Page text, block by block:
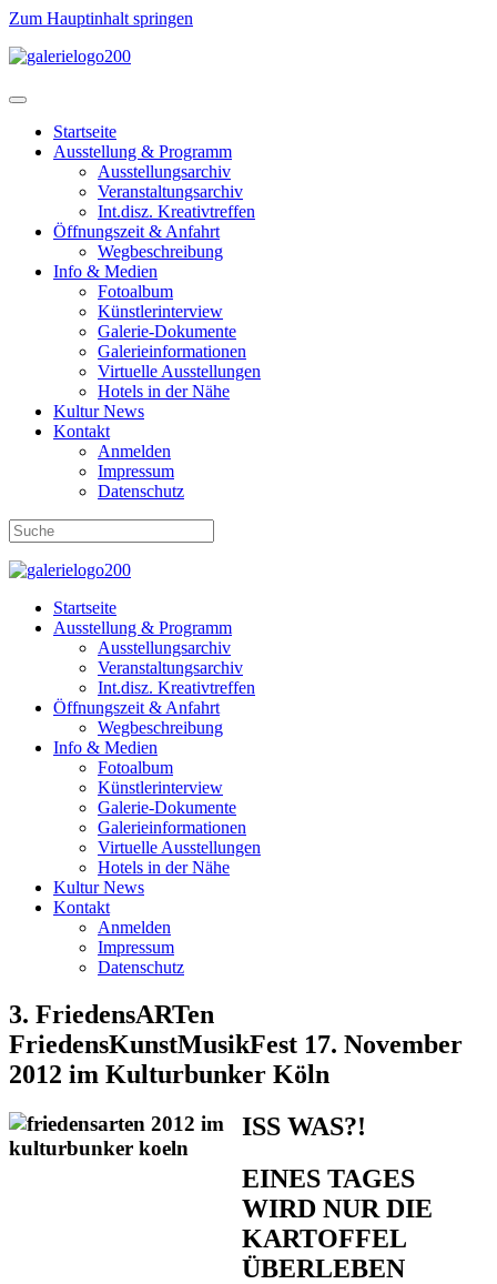
Zum Hauptinhalt springen
Startseite
Ausstellung & Programm
Ausstellungsarchiv
Veranstaltungsarchiv
Int.disz. Kreativtreffen
Öffnungszeit & Anfahrt
Wegbeschreibung
Info & Medien
Fotoalbum
Künstlerinterview
Galerie-Dokumente
Galerieinformationen
Virtuelle Ausstellungen
Hotels in der Nähe
Kultur News
Kontakt
Anmelden
Impressum
Datenschutz
Startseite
Ausstellung & Programm
Ausstellungsarchiv
Veranstaltungsarchiv
Int.disz. Kreativtreffen
Öffnungszeit & Anfahrt
Wegbeschreibung
Info & Medien
Fotoalbum
Künstlerinterview
Galerie-Dokumente
Galerieinformationen
Virtuelle Ausstellungen
Hotels in der Nähe
Kultur News
Kontakt
Anmelden
Impressum
Datenschutz
3. FriedensARTen
FriedensKunstMusikFest 17. November
2012 im Kulturbunker Köln
ISS WAS?!
EINES TAGES
WIRD NUR DIE
KARTOFFEL
ÜBERLEBEN